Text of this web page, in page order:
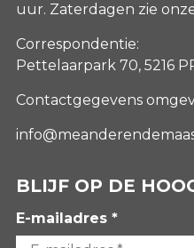
uur. Zaterdagen zie
Correspondentie:
Pettelaarpark 70, 5216
Contactgegevens
BLIJF OP DE
E-mailadres *